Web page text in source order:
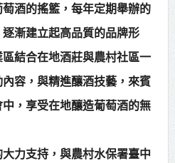
酒的搖籃，每年定期舉辦的
逐漸建立起高品質的品牌形
結合在地酒莊與農村社區一
容，與精進釀酒技藝，來賓
，享受在地釀造葡萄酒的無
力支持，與農村水保署臺中